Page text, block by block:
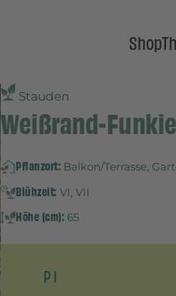
Shop
Stauden
Weißrand-
Pflanzort: Balkon/Terrasse,
Blühzeit: VI, VII
Höhe (cm): 65
P 1